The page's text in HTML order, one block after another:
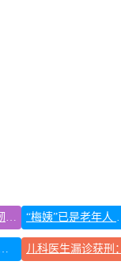
中国经济展现强大韧性和活力 “梅姨”
考 文化工作者要有文化